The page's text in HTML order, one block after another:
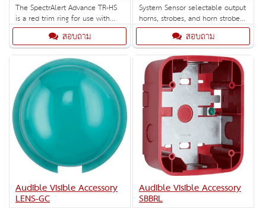
The SpectrAlert Advance TR-HS
is a red trim ring for use with
wall mounted devices. Allows 4-
wire devices to mount to a
single gang back box.
สอบถาม
System Sensor selectable output
horns, strobes, and horn strobes
are rich with features guaranteed
to reduce installation times and
maximize profits.
สอบถาม
Audible Visible Accessory
LENS-GC
Audible Visible Accessory
SBBRL